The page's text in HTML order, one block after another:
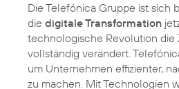
Die Telefónica Gruppe ist sich
die digitale Transformation
technologische Revolution die
vollständig verändert.
um Unternehmen effizienter,
zu machen. Mit Technologien